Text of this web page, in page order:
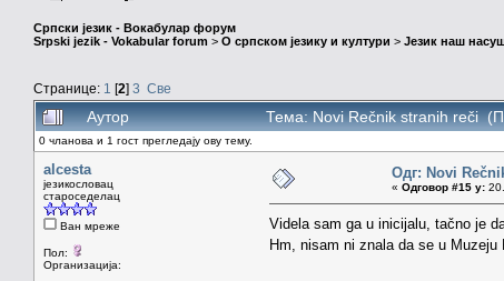
Српски језик - Вокабулар форум
Srpski jezik - Vokabular forum > О српском језику и култури > Језик наш
Странице: 1 [2] 3 Све
Аутор Тема: Novi Rečnik stranih reči
0 чланова и 1 гост прегледају ову тему.
alcesta
језикословац
староседелац
Ван мреже
Пол:
Организација:
Одг: Novi
« Одговор #15 у:
Videla sam ga u inicijalu, tačno je
Hm, nisam ni znala da se u